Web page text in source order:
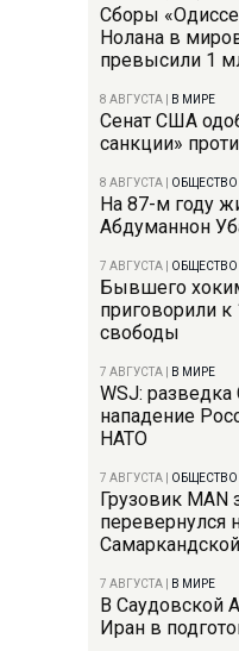
Сборы
Нолана в
превысили 1
8 АВГУСТА В МИРЕ
Сенат США
санкции»
8 АВГУСТА ОБЩЕСТВО
На 87-м году
Абдуманнон
7 АВГУСТА ОБЩЕСТВО
Бывшего
приговорили
свободы
7 АВГУСТА В МИРЕ
WSJ:
нападение
НАТО
7 АВГУСТА ОБЩЕСТВО
Грузовик MAN
перевернулся
7 АВГУСТА В МИРЕ
В Саудовской
Иран в